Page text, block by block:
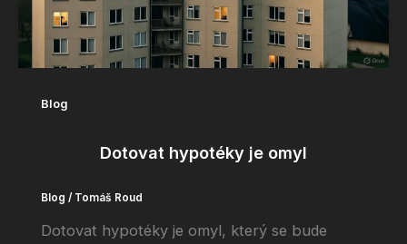
Blog
Dotovat hypotéky je omyl
Blog / Tomáš Roud
Dotovat hypotéky je omyl, který se bude